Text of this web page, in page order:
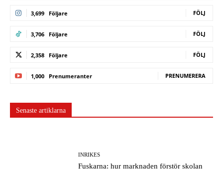
3,699 Följare FÖLJ
3,706 Följare FÖLJ
2,358 Följare FÖLJ
1,000 Prenumeranter PRENUMERERA
Senaste artiklarna
INRIKES
Fuskarna: hur marknaden förstör skolan